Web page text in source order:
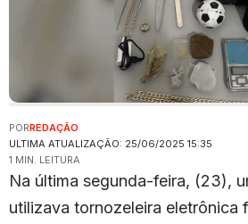
ULTIMA ATUALIZAÇÃO: 25/06/2025 15:35
PORREDAÇÃO
1 MIN. LEITURA
Na última segunda-feira, (23),
utilizava tornozeleira eletrônica